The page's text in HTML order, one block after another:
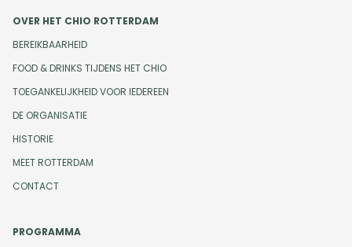
OVER HET CHIO ROTTERDAM
BEREIKBAARHEID
FOOD & DRINKS TIJDENS HET CHIO
TOEGANKELIJKHEID VOOR IEDEREEN
DE ORGANISATIE
HISTORIE
MEET ROTTERDAM
CONTACT
PROGRAMMA